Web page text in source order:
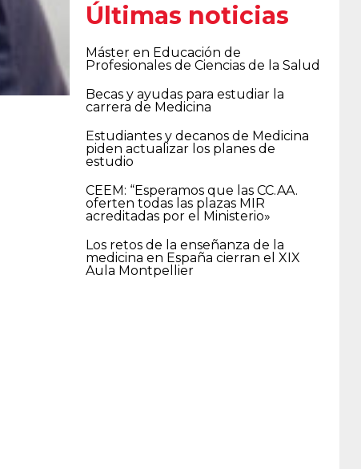
Últimas noticias
Máster en Educación de
Profesionales de Ciencias de la Salud
Becas y ayudas para estudiar la
carrera de Medicina
Estudiantes y decanos de Medicina
piden actualizar los planes de
estudio
CEEM: “Esperamos que las CC.AA.
oferten todas las plazas MIR
acreditadas por el Ministerio»
Los retos de la enseñanza de la
medicina en España cierran el XIX
Aula Montpellier